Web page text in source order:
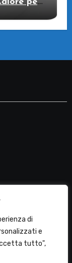
di
e
tutto",
per